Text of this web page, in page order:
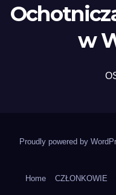
w
Proudly powered by
Home CZŁONKOWIE